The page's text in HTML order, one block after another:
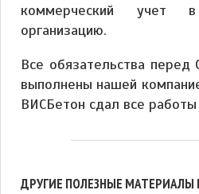
коммерческий учет
организацию.
Все обязательства
выполнены нашей
ВИСБетон сдал все работы
ДРУГИЕ ПОЛЕЗНЫЕ МАТЕРИАЛЫ